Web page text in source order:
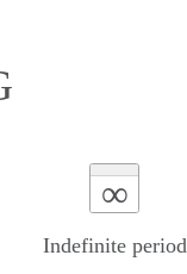
∞
Indefinite period